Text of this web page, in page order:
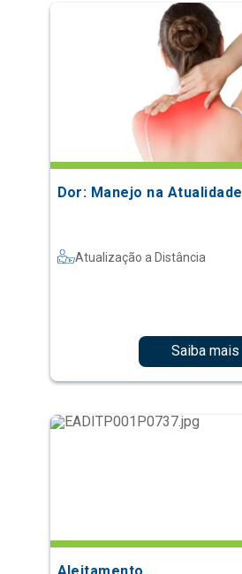
Dor: Manejo na Atualidade
Atualização a Distância
Saiba mais